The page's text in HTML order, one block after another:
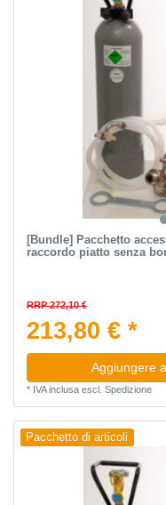
[Bundle] Pacchetto
raccordo piatto senza
RRP 272,10 €
213,80 € *
Aggiungere
* IVA inclusaescl. Spedizione
Pacchetto di articoli